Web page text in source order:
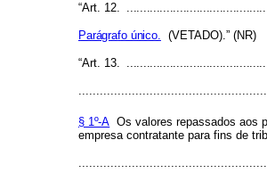
“Art. 12.
Parágrafo único. (VETADO).” (N R)
“Art. 13.
§ 1º-A Os valores repassados aos
empresa contratante para fins de